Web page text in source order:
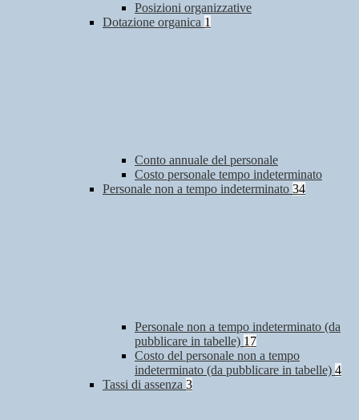
Posizioni organizzative
Dotazione organica 1
Conto annuale del personale
Costo personale tempo indeterminato
Personale non a tempo indeterminato 34
Personale non a tempo indeterminato (da
pubblicare in tabelle) 17
Costo del personale non a tempo
indeterminato (da pubblicare in tabelle) 4
Tassi di assenza 3